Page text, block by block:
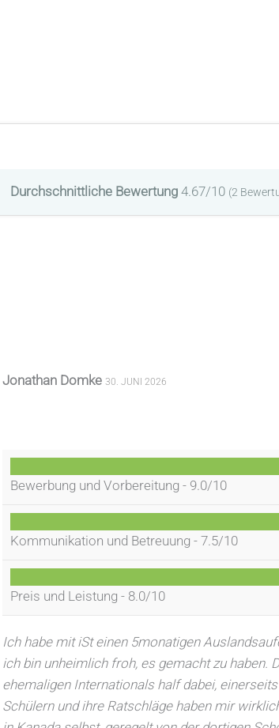
Durchschnittliche Bewertung 4.67/10 (2
Jonathan Domke 30. JUNI 2026
Bewerbung und Vorbereitung - 9.0/10
Kommunikation und Betreuung -7.5/10
Preis und Leistung - 8.0/10
Ich habe mit iSt einen 5monatigen
ich bin unheimlich froh, es gemacht zu haben.
ehemaligen Internationals half dabei,
Schülern und ihre Ratschläge haben mir